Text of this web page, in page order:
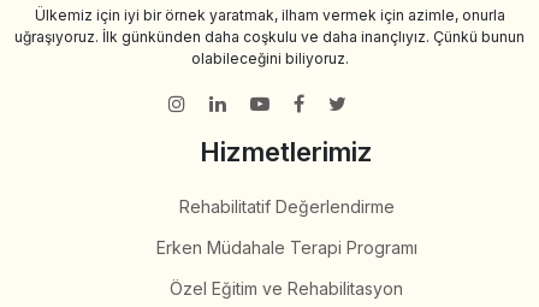
Ülkemiz için iyi bir örnek yaratmak, ilham vermek için azimle, onurla
uğraşıyoruz. İlk günkünden daha coşkulu ve daha inançlıyız. Çünkü bunun
olabileceğini biliyoruz.
Hizmetlerimiz
Rehabilitatif Değerlendirme
Erken Müdahale Terapi Programı
Özel Eğitim ve Rehabilitasyon